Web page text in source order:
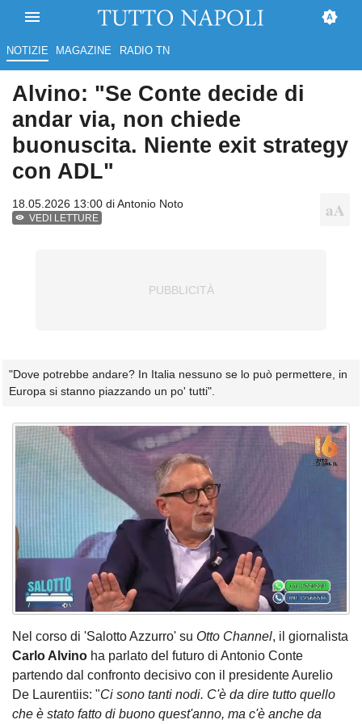
NOTIZIE MAGAZINE RADIO TN
Alvino: "Se Conte decide di
andar via, non chiede
buonuscita. Niente exit strategy
con ADL"
18.05.2026 13:00 diAntonio Noto
VEDI LETTURE
"Dove potrebbe andare? In Italia nessuno se lo può permettere, in
Europa si stanno piazzando un po' tutti".
Nel corso di 'Salotto Azzurro' su Otto Channel, il giornalista
Carlo Alvino ha parlato del futuro di Antonio Conte
partendo dal confronto decisivo con il presidente Aurelio
De Laurentiis: "Ci sono tanti nodi. C'è da dire tutto quello
che è stato fatto di buono quest'anno, ma c'è anche da